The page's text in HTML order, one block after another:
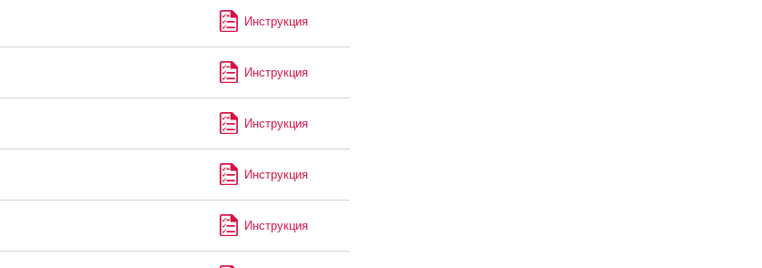
Инструкция
Инструкция
Инструкция
Инструкция
Инструкция